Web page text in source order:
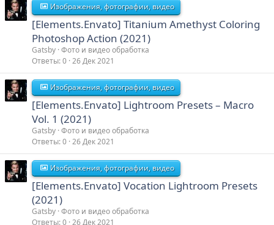
Изображения, фотографии, видео
[Elements.Envato] Titanium Amethyst Coloring
Photoshop Action (2021)
Gatsby Фото и видео обработка
Ответы 0 26 Дек 2021
Изображения, фотографии, видео
[Elements.Envato] Lightroom Presets – Macro
Vol. 1 (2021)
Gatsby Фото и видео обработка
Ответы 0 26 Дек 2021
Изображения, фотографии, видео
[Elements.Envato] Vocation Lightroom Presets
(2021)
Gatsby Фото и видео обработка
Ответы 0 26 Дек 2021